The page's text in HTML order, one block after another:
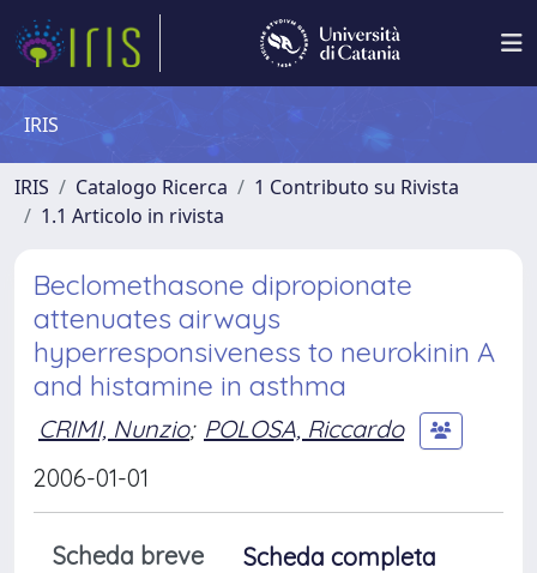
IRIS
IRIS Catalogo Ricerca
1 Contributo su Rivista
1.1 Articolo in rivista
Beclomethasone dipropionate
attenuates airways
hyperresponsiveness to neurokinin A
and histamine in asthma
CRIMI, Nunzio; POLOSA, Riccardo
2006-01-01
Scheda breve
Scheda completa